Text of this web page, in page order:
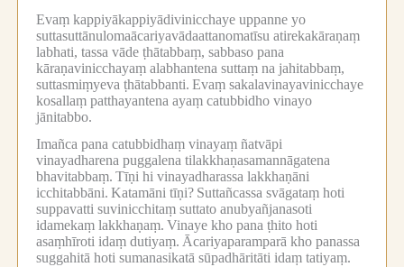
Evaṃ kappiyākappiyādivinicchaye uppanne yo
suttasuttānulomaācariyavādaattanomatīsu atirekakāraṇaṃ
labhati, tassa vāde ṭhātabbaṃ, sabbaso pana
kāraṇavinicchayaṃ alabhantena suttaṃ na jahitabbaṃ,
suttasmiṃyeva ṭhātabbanti. Evaṃ sakalavinayavinicchaye
kosallaṃ patthayantena ayaṃ catubbidho vinayo
jānitabbo.
Imañca pana catubbidhaṃ vinayaṃ ñatvāpi
vinayadharena puggalena tilakkhaṇasamannāgatena
bhavitabbaṃ. Tīṇi hi vinayadharassa lakkhaṇāni
icchitabbāni. Katamāni tīṇi? Suttañcassa svāgataṃ hoti
suppavatti suvinicchitaṃ suttato anubyañjanasoti
idamekaṃ lakkhaṇaṃ. Vinaye kho pana ṭhito hoti
asaṃhīroti idaṃ dutiyaṃ. Ācariyaparamparā kho panassa
suggahitā hoti sumanasikatā sūpadhāritāti idaṃ tatiyaṃ.